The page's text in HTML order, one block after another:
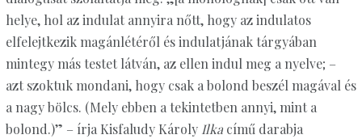
helye, hol az indulat annyira nőtt, hogy az indulatos
elfelejtkezik magánlétéről és indulatjának tárgyában
mintegy más testet látván, az ellen indul meg a nyelve; –
azt szoktuk mondani, hogy csak a bolond beszél magával és
a nagy bölcs. (Mely ebben a tekintetben annyi, mint a
bolond.)” – írja Kisfaludy Károly Ilkacímű darabja